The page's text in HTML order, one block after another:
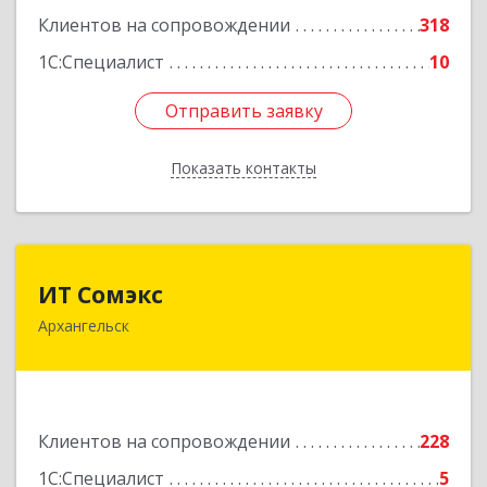
Клиентов на сопровождении
318
1С:Специалист
10
Отправить заявку
Показать контакты
Отправить заявку
Назад
ИТ Сомэкс
Архангельск
Клиентов на сопровождении
228
1С:Специалист
5
163001, Архангельская обл, Архангельск г,
Подробнее